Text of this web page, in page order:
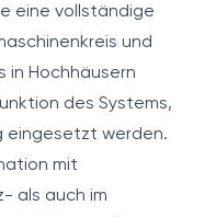
eine vollständige
und
in Hochhäusern
des Systems,
eingesetzt werden.
mit
als auch im